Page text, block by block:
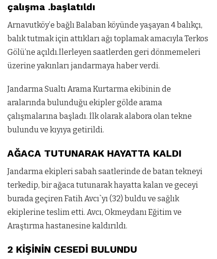
çalışma .başlatıldı
Arnavutköy’e bağlı Balaban köyünde yaşayan 4 balıkçı,
balık tutmak için attıkları ağı toplamak amacıyla Terkos
Gölü’ne açıldı.İlerleyen saatlerden geri dönmemeleri
üzerine yakınları jandarmaya haber verdi.
Jandarma Sualtı Arama Kurtarma ekibinin de
aralarında bulunduğu ekipler gölde arama
çalışmalarına başladı. İlk olarak alabora olan tekne
bulundu ve kıyıya getirildi.
AĞACA TUTUNARAK HAYATTA KALDI
Jandarma ekipleri sabah saatlerinde de batan tekneyi
terkedip, bir ağaca tutunarak hayatta kalan ve geceyi
burada geçiren Fatih Avcı`yı (32) buldu ve sağlık
ekiplerine teslim etti. Avcı, Okmeydanı Eğitim ve
Araştırma hastanesine kaldırıldı.
2 KİŞİNİN CESEDİ BULUNDU